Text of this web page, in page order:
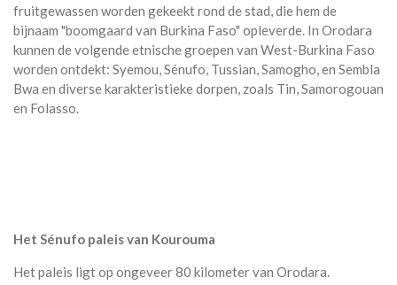
fruitgewassen worden gekeekt rond de stad, die hem de
bijnaam "boomgaard van Burkina Faso" opleverde. In Orodara
kunnen de volgende etnische groepen van West-Burkina Faso
worden ontdekt: Syemou, Sénufo, Tussian, Samogho, en Sembla
Bwa en diverse karakteristieke dorpen, zoals Tin, Samorogouan
en Folasso.
Het Sénufo paleis van Kourouma
Het paleis ligt op ongeveer 80 kilometer van Orodara.